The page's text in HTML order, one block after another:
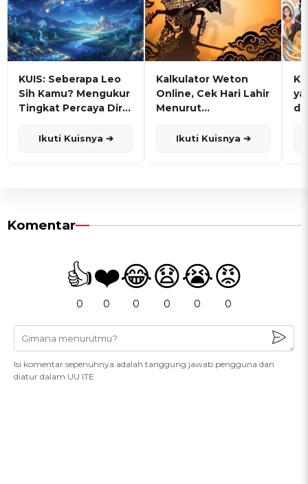
KUIS: Seberapa Leo
Sih Kamu? Mengukur
Tingkat Percaya Diri
Ikuti Kuisnya ➔
Kalkulator Weton
Online, Cek Hari Lahir
Menurut
Ikuti Kuisnya ➔
Komentar
👍
0
❤️
0
😂
0
😧
0
😭
0
😡
0
Isi komentar sepenuhnya adalah tanggung jawab pengguna dan
diatur dalam UU ITE